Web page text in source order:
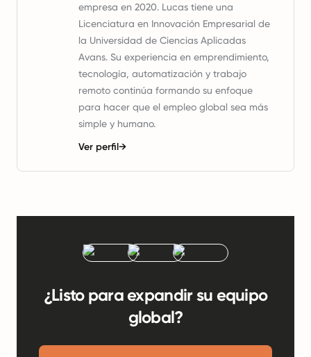
empresa en 2020. Lucas tiene una
Licenciatura en Innovación Empresarial de
la Universidad de Ciencias Aplicadas
Avans. Su experiencia en emprendimiento,
tecnología, automatización y trabajo
remoto continúa formando su enfoque
para hacer que el empleo global sea más
simple y humano.
Ver perfil→
¿Listo para expandir su equipo
global?